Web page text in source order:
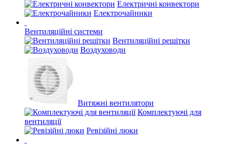
Електричні конвектори
Електрочайники
Вентиляційні системи
Вентиляційні решітки
Воздуховоди
Витяжні вентилятори
Комплектуючі для
вентиляції
Ревізійні люки